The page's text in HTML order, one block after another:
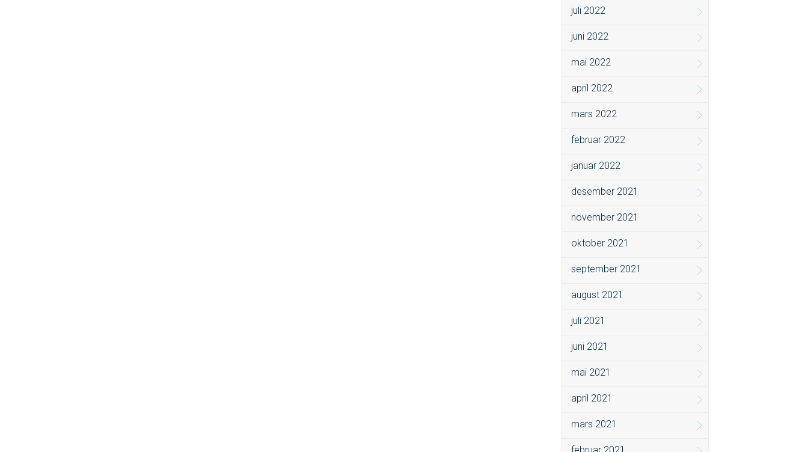
juli 2022
juni 2022
mai 2022
april 2022
mars 2022
februar 2022
januar 2022
desember 2021
november 2021
oktober 2021
september 2021
august 2021
juli 2021
juni 2021
mai 2021
april 2021
mars 2021